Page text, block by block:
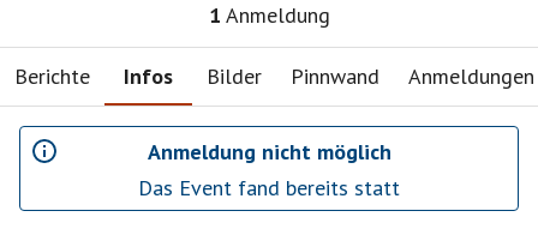
1 Anmeldung
Berichte Infos Bilder Pinnwand Anmeldungen
Anmeldung nicht möglich
Das Event fand bereits statt